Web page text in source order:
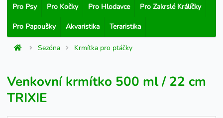
Pro Psy Pro Kočky Pro Hlodavce Pro Zakrslé Králíčky
Pro Papoušky Akvaristika Teraristika
Sezóna Krmítka pro ptáčky
Venkovní krmítko 500 ml / 22 cm
TRIXIE